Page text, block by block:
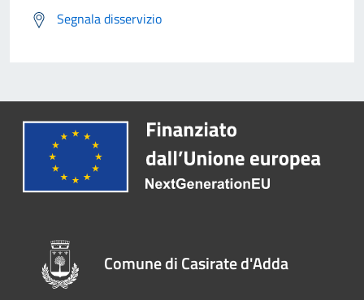
Segnala disservizio
Comune di Casirate d'Adda